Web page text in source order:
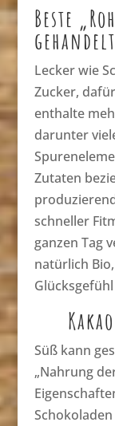
Beste
Lecker wie
Zucker,
enthalte
darunter
Zutaten
schneller
ganzen Tag
natürlich
Süß kann
„Nahrung